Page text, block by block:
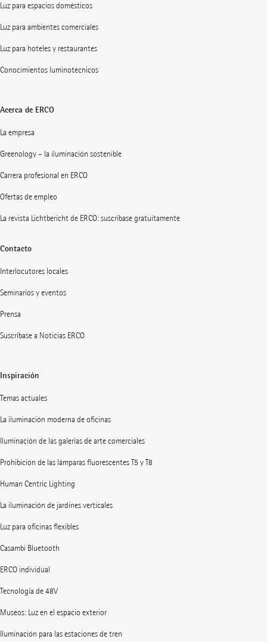
Luz para espacios domésticos
Luz para ambientes comerciales
Luz para hoteles y restaurantes
Conocimientos luminotécnicos
Acerca de ERCO
La empresa
Greenology – la iluminación sostenible
Carrera profesional en ERCO
Ofertas de empleo
La revista Lichtbericht de ERCO: suscríbase gratuitamente
Contacto
Interlocutores locales
Seminarios y eventos
Prensa
Suscríbase a Noticias ERCO
Inspiración
Temas actuales
La iluminación moderna de oficinas
Iluminación de las galerías de arte comerciales
Prohibición de las lámparas fluorescentes T5 y T8
Human Centric Lighting
La iluminación de jardines verticales
Luz para oficinas flexibles
Casambi Bluetooth
ERCO individual
Tecnología de 48V
Museos: Luz en el espacio exterior
Iluminación para las estaciones de tren